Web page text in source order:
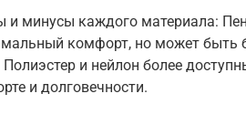
и минусы каждого материала:
комфорт, но может быть
Полиэстер и нейлон более
и долговечности.